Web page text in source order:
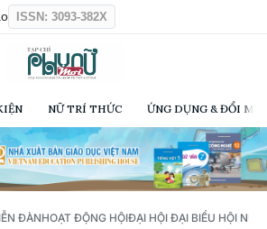
ISSN: 3093-382X
NỮ TRÍ THỨC ỨNG DỤNG & ĐỔI
ĐÀNHOẠT ĐỘNG HỘIĐẠI HỘI ĐẠI BIỂU HỘI NỮ